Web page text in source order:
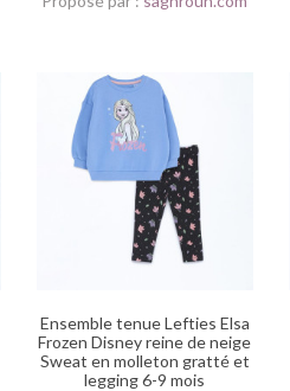
Ensemble tenue Lefties Elsa
Frozen Disney reine de neige
Sweat en molleton gratté et
legging 6-9 mois